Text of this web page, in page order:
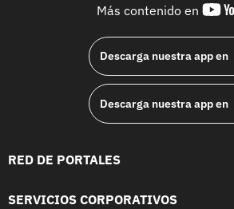
Más contenido en
Descarga nuestra app en
Descarga nuestra app en
RED DE PORTALES
SERVICIOS CORPORATIVOS